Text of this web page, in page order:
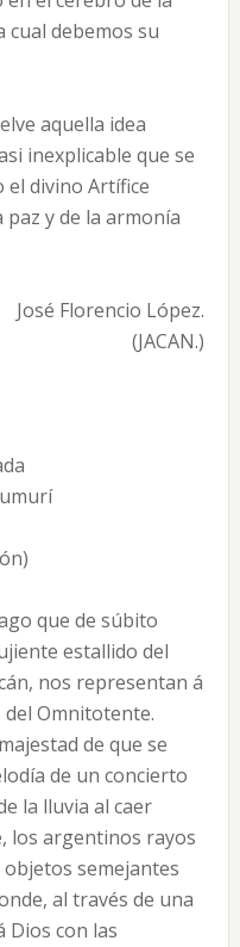
cual debemos su
aquella idea
inexplicable que se
el divino Artífice
y de la armonía
José Florencio López.
(JACAN.)
que de súbito
estallido del
nos representan á
Omnitotente.
de que se
de un concierto
la lluvia al caer
los argentinos rayos
semejantes
al través de una
Dios con las